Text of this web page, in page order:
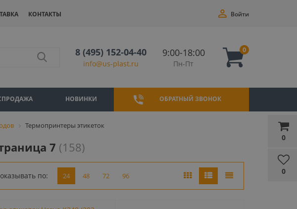
КОНТАКТЫ
0
0
Войти
8 (495) 152-04-40
info@us-plast.ru
9:00-18:00
Пн-Пт
0
НОВИНКИ ОБРАТНЫЙ ЗВОНОК
Термопринтеры этикеток
7 (158)
по: 24 48 72 96